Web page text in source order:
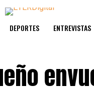
DEPORTES ENTREVISTAS